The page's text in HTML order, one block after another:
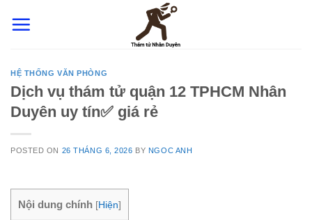
HỆ THỐNG VĂN PHÒNG
Dịch vụ thám tử quận 12 TPHCM Nhân
Duyên uy tín✅ giá rẻ
POSTED ON 26 THÁNG 6, 2026 BY NGOC ANH
Nội dung chính [Hiện]